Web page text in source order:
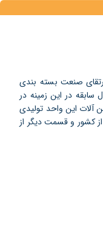
صنعت بسته بندی
و کادری مجرب با بیش از 24 سال سابقه در این زمینه در
ماشین آلات این واحد تولیدی
از کشور و قسمت دیگر از